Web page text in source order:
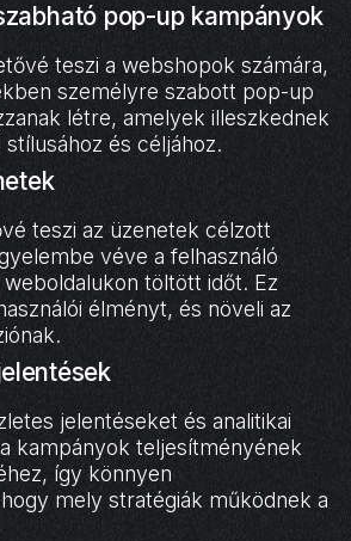
pop-up kampányok
teszi a webshopok számára,
személyre szabott pop-up
létre, amelyek illeszkednek
és céljához.
teszi az üzenetek célzott
véve a felhasználó
töltött időt. Ez
élményt, és növeli az
jelentéseket és analitikai
kampányok teljesítményének
így könnyen
mely stratégiák működnek a